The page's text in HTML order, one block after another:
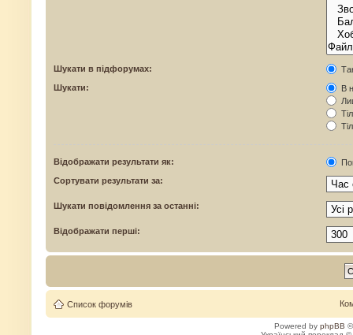
Шукати в підфорумах:
Шукати:
В
Відображати результати як:
Сортувати результати за:
Шукати повідомлення за останні:
Відображати перші:
Список форумів
Powered by phpBB